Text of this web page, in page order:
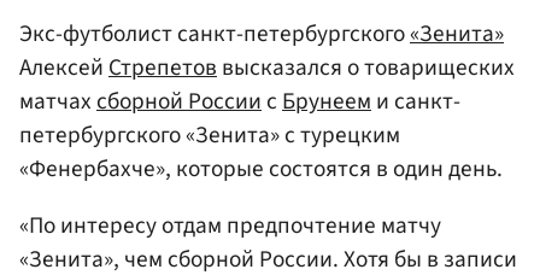
Экс-футболист санкт-петербургского«Зенита»
АлексейСтрепетоввысказался о товарищеских
матчахсборной РоссиисБрунееми санкт-
петербургского «Зенита» с турецким
«Фенербахче», которые состоятся в один день.
«По интересу отдам предпочтение матчу
«Зенита», чем сборной России. Хотя бы в записи